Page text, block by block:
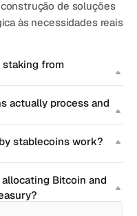
de soluções
às necessidades reais
staking from
actually process and
stablecoins work?
Bitcoin and